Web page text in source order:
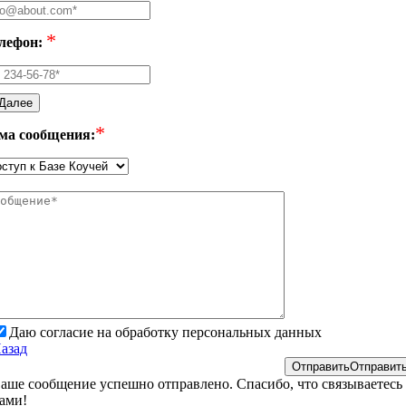
*
сообщения:*
Даю согласие на обработку персональных данных
Отправить
сообщение успешно отправлено. Спасибо, что связываетесь